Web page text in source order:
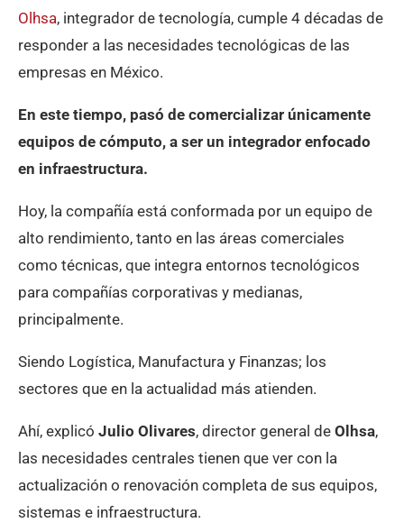
Olhsa, integrador de tecnología, cumple 4 décadas de
responder a las necesidades tecnológicas de las
empresas en México.
En este tiempo, pasó de comercializar únicamente
equipos de cómputo, a ser un integrador enfocado
en infraestructura.
Hoy, la compañía está conformada por un equipo de
alto rendimiento, tanto en las áreas comerciales
como técnicas, que integra entornos tecnológicos
para compañías corporativas y medianas,
principalmente.
Siendo Logística, Manufactura y Finanzas; los
sectores que en la actualidad más atienden.
Ahí, explicó Julio Olivares, director general de Olhsa,
las necesidades centrales tienen que ver con la
actualización o renovación completa de sus equipos,
sistemas e infraestructura.